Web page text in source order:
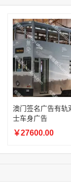
03:20:56 156****3374 联
15:42:33 158****0746 联
13:59:39
189****2617 联
12:40:20 177****7961
联
16:12:36 181****8167 联
澳门签名广告有轨
士车身广告
￥27600.00